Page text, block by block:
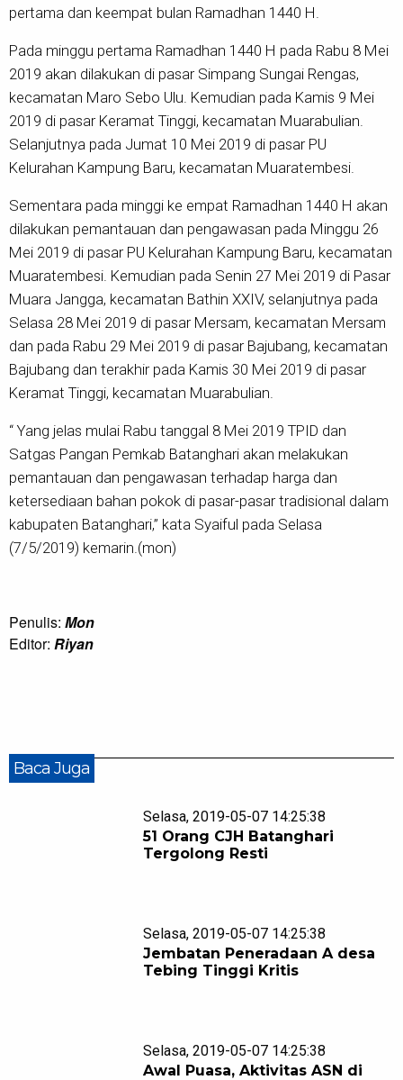
pertama dan keempat bulan Ramadhan 1440 H.
Pada minggu pertama Ramadhan 1440 H pada Rabu 8 Mei
2019 akan dilakukan di pasar Simpang Sungai Rengas,
kecamatan Maro Sebo Ulu. Kemudian pada Kamis 9 Mei
2019 di pasar Keramat Tinggi, kecamatan Muarabulian.
Selanjutnya pada Jumat 10 Mei 2019 di pasar PU
Kelurahan Kampung Baru, kecamatan Muaratembesi.
Sementara pada minggi ke empat Ramadhan 1440 H akan
dilakukan pemantauan dan pengawasan pada Minggu 26
Mei 2019 di pasar PU Kelurahan Kampung Baru, kecamatan
Muaratembesi. Kemudian pada Senin 27 Mei 2019 di Pasar
Muara Jangga, kecamatan Bathin XXIV, selanjutnya pada
Selasa 28 Mei 2019 di pasar Mersam, kecamatan Mersam
dan pada Rabu 29 Mei 2019 di pasar Bajubang, kecamatan
Bajubang dan terakhir pada Kamis 30 Mei 2019 di pasar
Keramat Tinggi, kecamatan Muarabulian.
“ Yang jelas mulai Rabu tanggal 8 Mei 2019 TPID dan
Satgas Pangan Pemkab Batanghari akan melakukan
pemantauan dan pengawasan terhadap harga dan
ketersediaan bahan pokok di pasar-pasar tradisional dalam
kabupaten Batanghari,” kata Syaiful pada Selasa
(7/5/2019) kemarin.(mon)
Penulis: Mon
Editor: Riyan
Baca Juga
Selasa, 2019-05-07 14:25:38
51 Orang CJH Batanghari
Tergolong Resti
Selasa, 2019-05-07 14:25:38
Jembatan Peneradaan A desa
Tebing Tinggi Kritis
Selasa, 2019-05-07 14:25:38
Awal Puasa, Aktivitas ASN di